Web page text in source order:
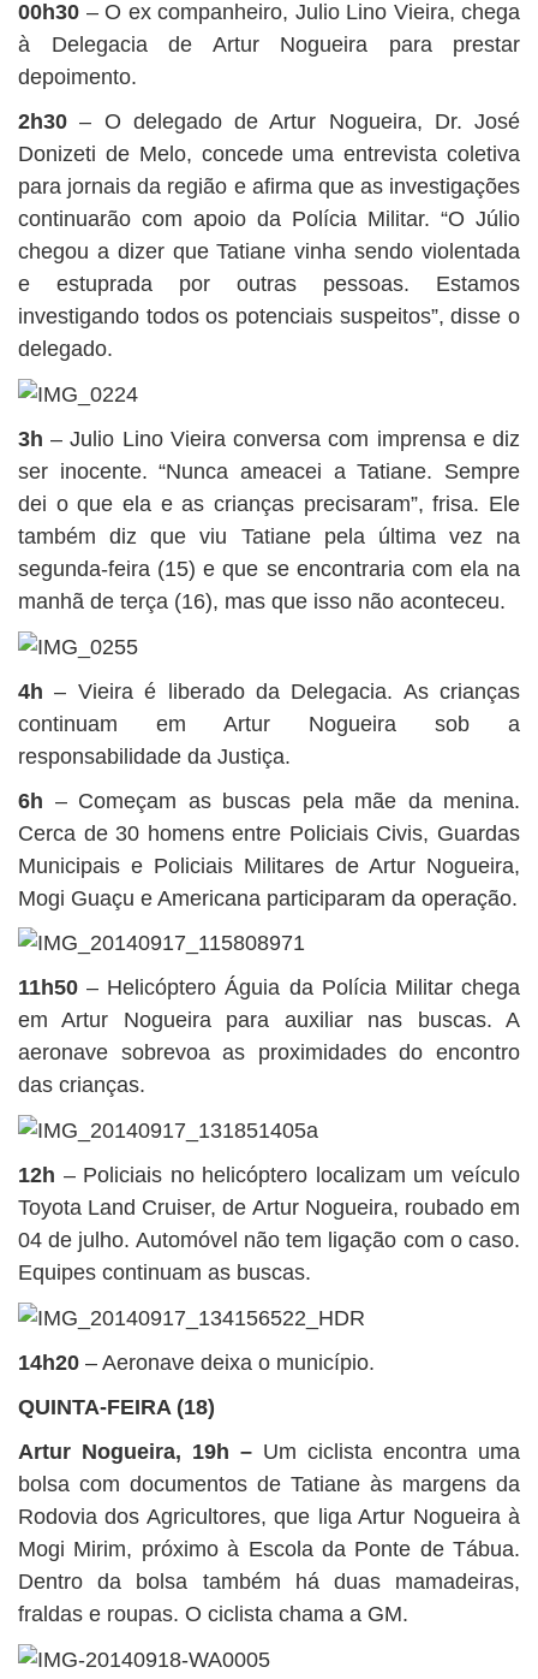
00h30 – O ex companheiro, Julio Lino Vieira, chega
à Delegacia de Artur Nogueira para prestar
depoimento.
2h30 – O delegado de Artur Nogueira, Dr. José
Donizeti de Melo, concede uma entrevista coletiva
para jornais da região e afirma que as investigações
continuarão com apoio da Polícia Militar. “O Júlio
chegou a dizer que Tatiane vinha sendo violentada
e estuprada por outras pessoas. Estamos
investigando todos os potenciais suspeitos”, disse o
delegado.
3h – Julio Lino Vieira conversa com imprensa e diz
ser inocente. “Nunca ameacei a Tatiane. Sempre
dei o que ela e as crianças precisaram”, frisa. Ele
também diz que viu Tatiane pela última vez na
segunda-feira (15) e que se encontraria com ela na
manhã de terça (16), mas que isso não aconteceu.
4h – Vieira é liberado da Delegacia. As crianças
continuam em Artur Nogueira sob a
responsabilidade da Justiça.
6h – Começam as buscas pela mãe da menina.
Cerca de 30 homens entre Policiais Civis, Guardas
Municipais e Policiais Militares de Artur Nogueira,
Mogi Guaçu e Americana participaram da operação.
11h50 – Helicóptero Águia da Polícia Militar chega
em Artur Nogueira para auxiliar nas buscas. A
aeronave sobrevoa as proximidades do encontro
das crianças.
12h – Policiais no helicóptero localizam um veículo
Toyota Land Cruiser, de Artur Nogueira, roubado em
04 de julho. Automóvel não tem ligação com o caso.
Equipes continuam as buscas.
14h20 – Aeronave deixa o município.
QUINTA-FEIRA (18)
Artur Nogueira, 19h – Um ciclista encontra uma
bolsa com documentos de Tatiane às margens da
Rodovia dos Agricultores, que liga Artur Nogueira à
Mogi Mirim, próximo à Escola da Ponte de Tábua.
Dentro da bolsa também há duas mamadeiras,
fraldas e roupas. O ciclista chama a GM.